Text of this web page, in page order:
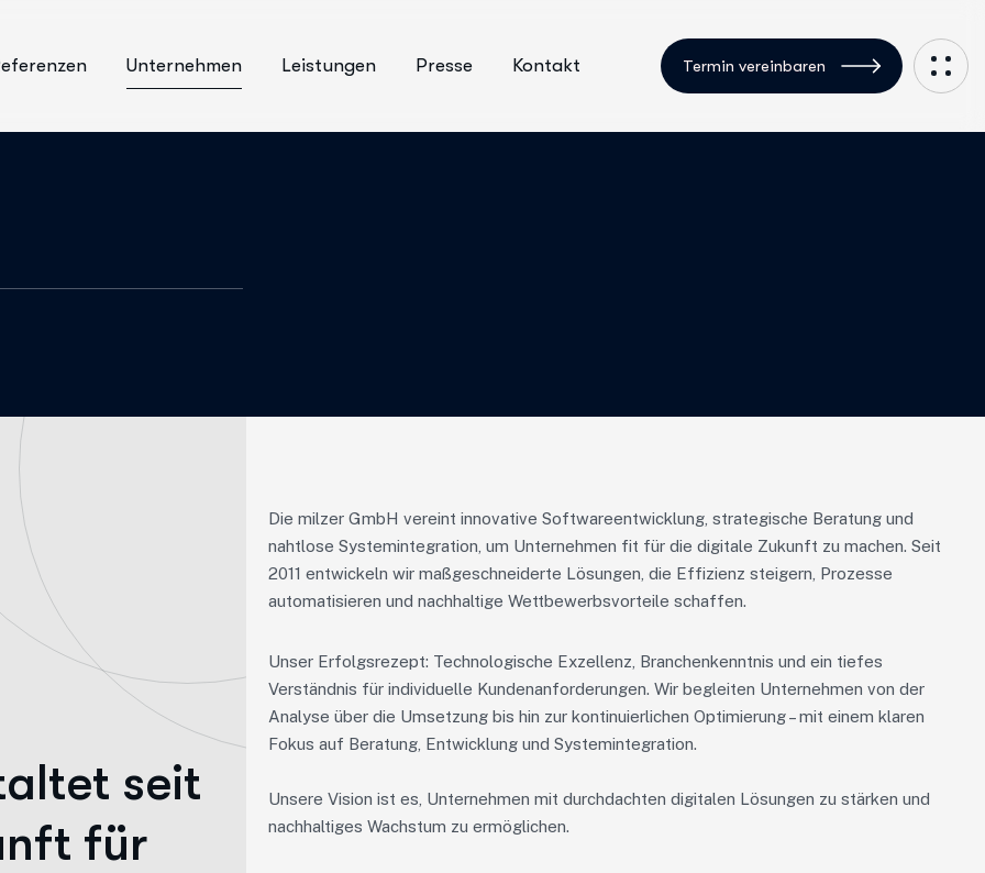
Unternehmen Leistungen Presse Kontakt Termin vereinbaren
seit
für
Die milzer GmbH vereint innovative Softwareentwicklung, strategische Beratung und
nahtlose Systemintegration, um Unternehmen fit für die digitale Zukunft zu machen. Seit
2011 entwickeln wir maßgeschneiderte Lösungen, die Effizienz steigern, Prozesse
automatisieren und nachhaltige Wettbewerbsvorteile schaffen.
Unser Erfolgsrezept: Technologische Exzellenz, Branchenkenntnis und ein tiefes
Verständnis für individuelle Kundenanforderungen. Wir begleiten Unternehmen von der
Analyse über die Umsetzung bis hin zur kontinuierlichen Optimierung – mit einem klaren
Fokus auf Beratung, Entwicklung und Systemintegration.
Unsere Vision ist es, Unternehmen mit durchdachten digitalen Lösungen zu stärken und
nachhaltiges Wachstum zu ermöglichen.